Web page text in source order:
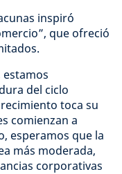
inspiró
que ofreció
del ciclo
toca su
comienzan a
esperamos que la
más moderada,
corporativas